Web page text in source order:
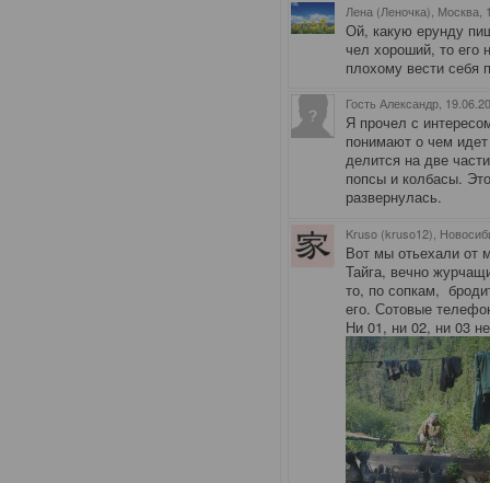
Лена (Леночка), Москва
Ой, какую ерунду
чел хороший, то его
плохому вести себя
Гость Александр ,
Я прочел с
понимают о чем
делится на две
попсы и колбасы.
развернулась.
Kruso (kruso12),
Вот мы отьехали от
Тайга, вечно
то, по сопкам,
его. Сотовые
Ни 01, ни 02, ни 03